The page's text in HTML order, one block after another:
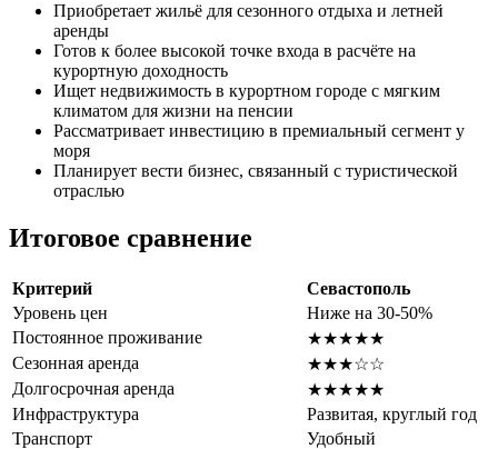
Приобретает жильё для сезонного отдыха и летней
аренды
Готов к более высокой точке входа в расчёте на
курортную доходность
Ищет недвижимость в курортном городе с мягким
климатом для жизни на пенсии
Рассматривает инвестицию в премиальный сегмент у
моря
Планирует вести бизнес, связанный с туристической
отраслью
Итоговое сравнение
Критерий
Севастополь
Уровень цен
Ниже на 30-50%
Постоянное проживание
★★★★★
Сезонная аренда
★★★☆☆
Долгосрочная аренда
★★★★★
Инфраструктура
Развитая, круглый год
Транспорт
Удобный